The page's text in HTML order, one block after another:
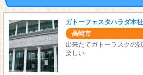
ガトーフェスタハラダ本
高崎市
出来たてガトーラスクの
楽しい